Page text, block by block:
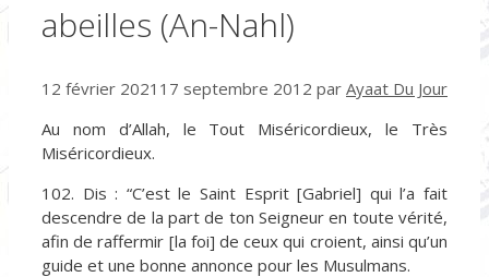
abeilles (An-Nahl)
12 février 2021 17 septembre 2012 par Ayaat Du Jour
Au nom d’Allah, le Tout Miséricordieux, le Très
Miséricordieux.
102. Dis : “C’est le Saint Esprit [Gabriel] qui l’a fait
descendre de la part de ton Seigneur en toute vérité,
afin de raffermir [la foi] de ceux qui croient, ainsi qu’un
guide et une bonne annonce pour les Musulmans.